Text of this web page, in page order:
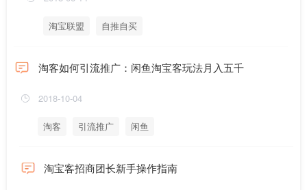
淘宝联盟 自推自买
淘客如何引流推广：闲鱼淘宝客玩法月入五千
2018-10-04
淘客 引流推广 闲鱼
淘宝客招商团长新手操作指南